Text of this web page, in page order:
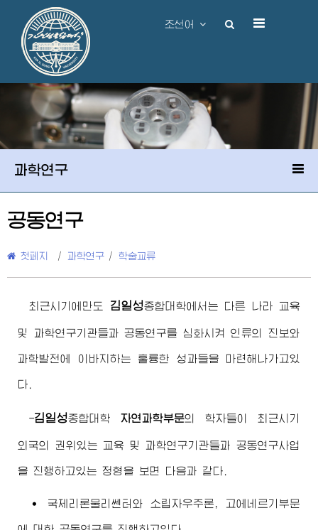
조선어
과학연구
공동연구
첫페지 / 과학연구 / 학술교류
최근시기에만도 김일성종합대학에서는 다른 나라 교육
및 과학연구기관들과 공동연구를 심화시켜 인류의 진보와
과학발전에 이바지하는 훌륭한 성과들을 마련해나가고있
다.
-김일성종합대학 자연과학부문의 학자들이 최근시기
외국의 권위있는 교육 및 과학연구기관들과 공동연구사업
을 진행하고있는 정형을 보면 다음과 같다.
∙ 국제리론물리쎈터와 소립자우주론, 고에네르기부문